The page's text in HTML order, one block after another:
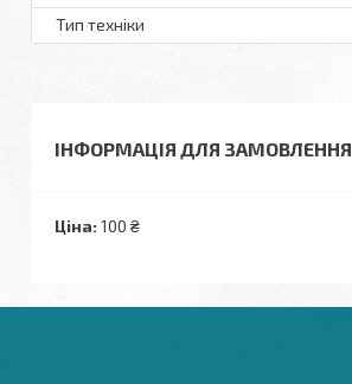
Тип техніки
ІНФОРМАЦІЯ ДЛЯ ЗАМОВЛЕННЯ
Ціна: 100 ₴